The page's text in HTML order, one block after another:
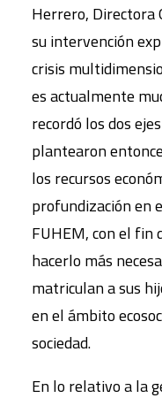
Herrero, Directora
su intervención
crisis
es actualmente
recordó los dos
plantearon
los recursos
profundización en
FUHEM, con el fin
hacerlo más
matriculan a sus
en el ámbito
sociedad.
En lo relativo a la